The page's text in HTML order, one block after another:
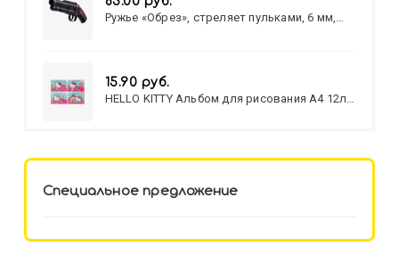
Ружье «Обрез», стреляет пульками, 6 мм,
15.90 руб.
HELLO KITTY Альбом для рисования А4 12л.
Специальное предложение